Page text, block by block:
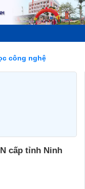
công nghệ
cấp tỉnh Ninh